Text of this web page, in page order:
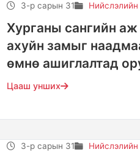
3-р сарын 31 Нийслэлийн
Хурганы сангийн аж
ахуйн замыг
өмнө ашиглалтад
Цааш унших
3-р сарын 31 Нийслэлийн